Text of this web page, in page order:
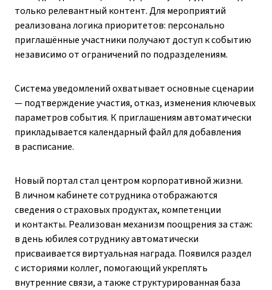
только релевантный контент. Для мероприятий
реализована логика приоритетов: персонально
приглашённые участники получают доступ к событию
независимо от ограничений по подразделениям.
Система уведомлений охватывает основные сценарии
— подтверждение участия, отказ, изменения ключевых
параметров события. К приглашениям автоматически
прикладывается календарный файл для добавления
в расписание.
Новый портал стал центром корпоративной жизни.
В личном кабинете сотрудника отображаются
сведения о страховых продуктах, компетенции
и контакты. Реализован механизм поощрения за стаж:
в день юбилея сотруднику автоматически
присваивается виртуальная награда. Появился раздел
с историями коллег, помогающий укреплять
внутренние связи, а также структурированная база